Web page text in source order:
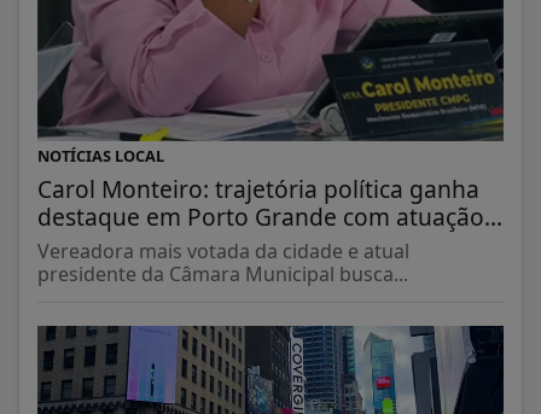
NOTÍCIAS LOCAL
Carol Monteiro: trajetória política ganha
destaque em Porto Grande com atuação...
Vereadora mais votada da cidade e atual
presidente da Câmara Municipal busca...